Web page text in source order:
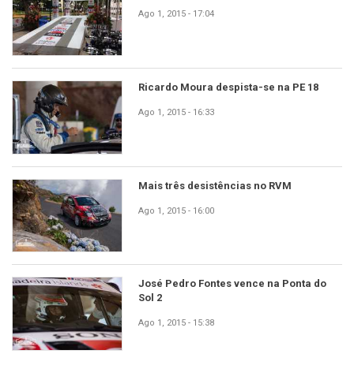
Ago 1, 2015 - 17:04
Ricardo Moura despista-se na PE 18
Ago 1, 2015 - 16:33
Mais três desistências no RVM
Ago 1, 2015 - 16:00
José Pedro Fontes vence na Ponta do
Sol 2
Ago 1, 2015 - 15:38